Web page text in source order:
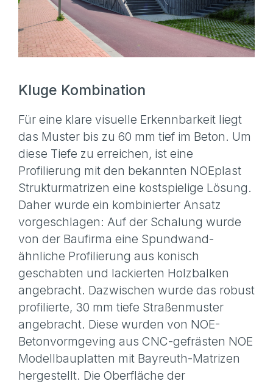
Kluge Kombination
Für eine klare visuelle Erkennbarkeit liegt
das Muster bis zu 60 mm tief im Beton. Um
diese Tiefe zu erreichen, ist eine
Profilierung mit den bekannten NOEplast
Strukturmatrizen eine kostspielige Lösung.
Daher wurde ein kombinierter Ansatz
vorgeschlagen: Auf der Schalung wurde
von der Baufirma eine Spundwand-
ähnliche Profilierung aus konisch
geschabten und lackierten Holzbalken
angebracht. Dazwischen wurde das robust
profilierte, 30 mm tiefe Straßenmuster
angebracht. Diese wurden von NOE-
Betonvormgeving aus CNC-gefrästen NOE
Modellbauplatten mit Bayreuth-Matrizen
hergestellt. Die Oberfläche der